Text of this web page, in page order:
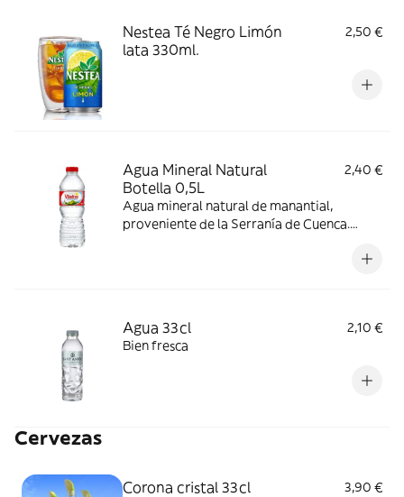
Nestea Té Negro Limón
lata 330ml.
2,50 €
Agua Mineral Natural
Botella 0,5L
2,40 €
Agua mineral natural de manantial,
proveniente de la Serranía de Cuenca.
Agua 33cl
2,10 €
Bien fresca
Cervezas
Corona cristal 33cl 3,90 €